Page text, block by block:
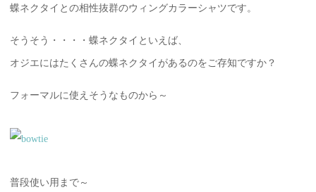
蝶ネクタイとの相性抜群のウィングカラーシャツです。
そうそう・・・・蝶ネクタイといえば、
オジエにはたくさんの蝶ネクタイがあるのをご存知ですか？
フォーマルに使えそうなものから～
普段使い用まで～